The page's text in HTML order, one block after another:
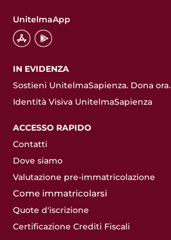
UnitelmaApp
IN EVIDENZA
Sostieni UnitelmaSapienza. Dona ora.
Identità Visiva UnitelmaSapienza
ACCESSO RAPIDO
Contatti
Dove siamo
Valutazione pre-immatricolazione
Come immatricolarsi
Quote d'iscrizione
Certificazione Crediti Fiscali